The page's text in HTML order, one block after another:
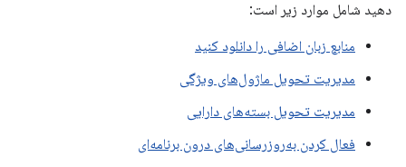
دهید شامل موارد زیر است:
منابع زبان اضافی را دانلود کنید
مدیریت تحویل ماژول‌های ویژگی
مدیریت تحویل بسته‌های دارایی
فعال کردن به‌روزرسانی‌های درون برنامه‌ای